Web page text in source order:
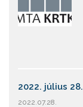
2022. július 28.
2022.07.28.